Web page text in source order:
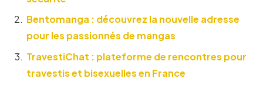
Bentomanga : découvrez la nouvelle adresse
pour les passionnés de mangas
TravestiChat : plateforme de rencontres pour
travestis et bisexuelles en France